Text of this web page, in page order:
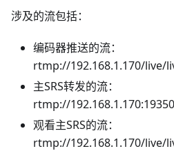
涉及的流包括：
编码器推送的流：
rtmp://192.168.1.170/live/
主SRS转发的流：
rtmp://
观看主SRS的流：
rtmp://192.168.1.170/live/